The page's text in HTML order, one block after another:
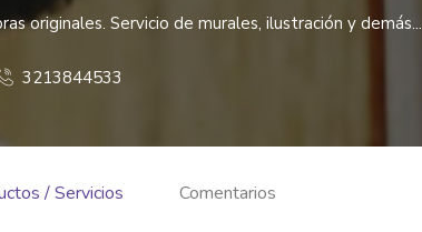
originales. Servicio de murales, ilustración y demás...
3213844533
/ Servicios Comentarios